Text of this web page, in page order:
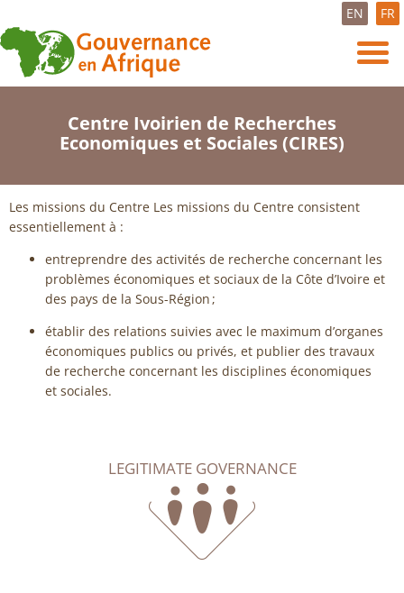
EN FR
Centre Ivoirien de Recherches
Economiques et Sociales (CIRES)
Les missions du Centre Les missions du Centre consistent
essentiellement à :
entreprendre des activités de recherche concernant les
problèmes économiques et sociaux de la Côte d’Ivoire et
des pays de la Sous-Région ;
établir des relations suivies avec le maximum d’organes
économiques publics ou privés, et publier des travaux
de recherche concernant les disciplines économiques
et sociales.
LEGITIMATE GOVERNANCE